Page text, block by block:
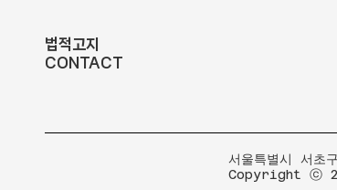
법적고지
CONTACT
서울특별시 서
Copyright ⓒ